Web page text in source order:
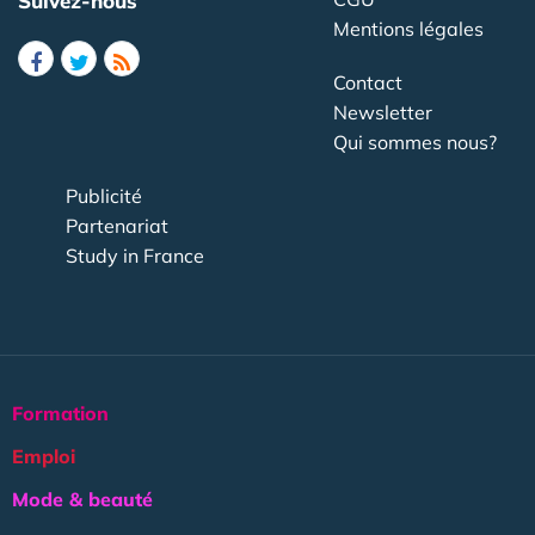
Mentions légales
Contact
Newsletter
Qui sommes nous?
Publicité
Partenariat
Study in France
Formation
Emploi
Mode & beauté